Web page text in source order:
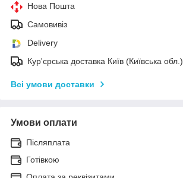
Нова Пошта
Самовивіз
Delivery
Кур'єрська доставка Київ (Київська обл.)
Всі умови доставки
Умови оплати
Післяплата
Готівкою